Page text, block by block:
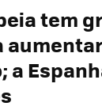
tem
a